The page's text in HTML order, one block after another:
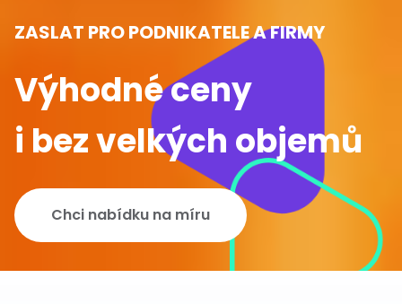
ZASLAT PRO PODNIKATELE A FIRMY
Výhodné ceny
i bez velkých objemů
Chci nabídku na míru